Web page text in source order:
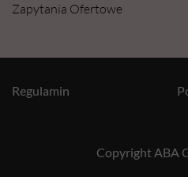
Zapytania Ofertowe
Copyright ABA
Regulamin